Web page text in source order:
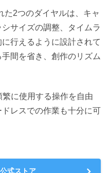
た2つのダイヤルは、キャ
サイズの調整、タイムラ
行えるように設計されて
間を省き、創作のリズム
に使用する操作を自由
レスでの作業も十分に可
式ストア